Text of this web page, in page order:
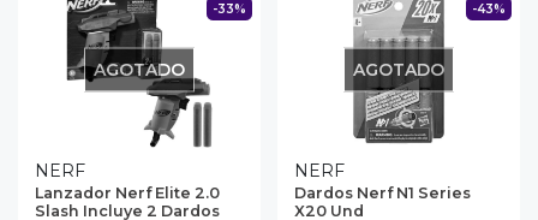
-33%
AGOTADO
NERF
Lanzador Nerf Elite 2.0
Slash Incluye 2 Dardos
-43%
AGOTADO
NERF
Dardos Nerf N1 Series
X20 Und